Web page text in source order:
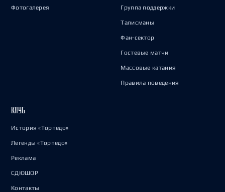
Фотогалерея Группа поддержки
Талисманы
Фан-сектор
Гостевые матчи
Массовые катания
Правила поведения
КЛУБ
История «Торпедо»
Легенды «Торпедо»
Реклама
СДЮШОР
Контакты